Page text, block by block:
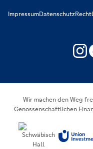
ImpressumDatenschutz
Wir machen den Weg
Genossenschaftlichen